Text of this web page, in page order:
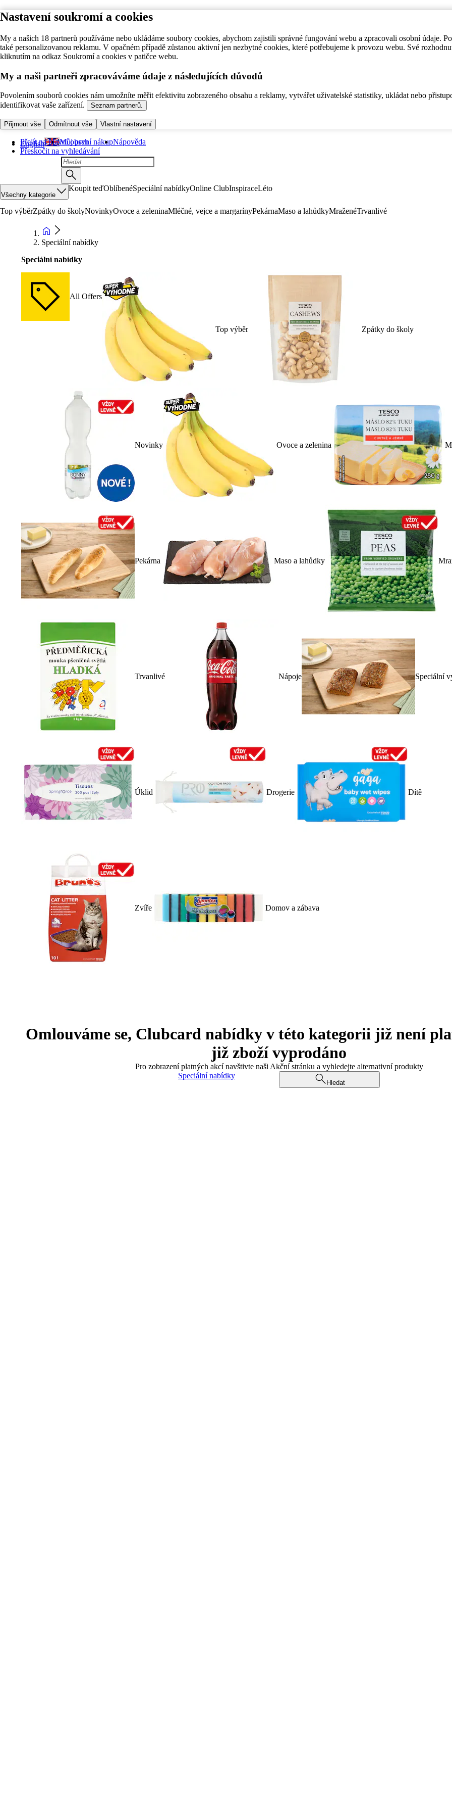
Nastavení soukromí a cookies
My a našich 18 partnerů používáme nebo ukládáme soubory cookies, abychom zajistili správné fungování webu a zpracovali osobní údaje.
také personalizovanou reklamu. V opačném případě zůstanou aktivní jen nezbytné cookies, které potřebujeme k provozu webu. Své
kliknutím na odkaz Soukromí a cookies v patičce webu.
My a naši partneři zpracováváme údaje z následujících důvodů
Povolením souborů cookies nám umožníte měřit efektivitu zobrazeného obsahu a reklamy, vytvářet uživatelské statistiky, ukládat nebo
identifikovat vaše zařízení.
Seznam partnerů.
Přijmout vše Odmítnout vše Vlastní nastavení
Přejít na hlavní obsah
Přeskočit na vyhledávání
English Můj první nákupNápověda
Všechny kategorie
Koupit teďOblíbenéSpeciální nabídkyOnline ClubInspiraceLéto
Top výběrZpátky do školyNovinkyOvoce a zeleninaMléčné, vejce a margarínyPekárnaMaso a lahůdkyMraženéTrvanlivé
Speciální nabídky
Speciální nabídky
All Offers
Top výběr Zpátky do školy
Novinky Ovoce a zelenina
Pekárna Maso a lahůdky
Trvanlivé Nápoje Speciální
Úklid Drogerie Dítě
Zvíře Domov a zábava
Omlouváme se, Clubcard nabídky v této kategorii již není
již zboží vyprodáno
Pro zobrazení platných akcí navštivte naši Akční stránku a vyhledejte alternativní produkty
Speciální nabídky
Hledat